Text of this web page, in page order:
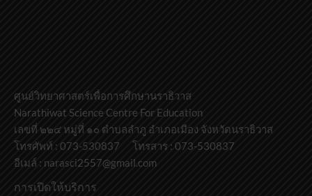
ศูนย์วิทยาศาสตร์เพื่อการศึกษานราธิวาส
Narathiwat Science Centre For Education
เลขที่ ๒๒๔ หมู่ที่ ๑๐ ตำบลลำภู อำเภอเมือง จังหวัดนราธิวาส
โทรศัพท์ : 073-530837 โทรสาร : 073-530837
อีเมล์ : narasci2557@gmail.com
การเปิดให้บริการ